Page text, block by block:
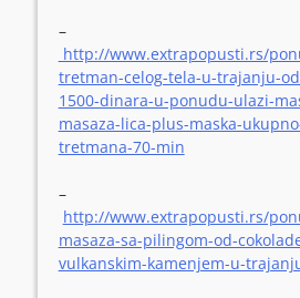
–
http://www.extrapopusti.rs/
tretman-celog-tela-u-trajanju-
1500-dinara-u-ponudu-ulazi-
masaza-lica-plus-maska-
tretmana-70-min
–
http://www.extrapopusti.rs/
masaza-sa-pilingom-od-
vulkanskim-kamenjem-u-